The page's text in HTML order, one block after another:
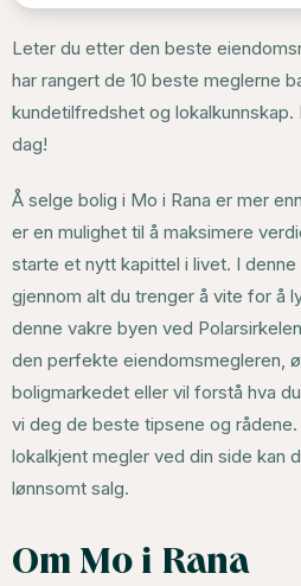
Leter du etter den beste
har rangert de 10 beste meglerne
kundetilfredshet og lokalkunnskap.
dag!
Å selge bolig i Mo i Rana er mer
er en mulighet til å maksimere
starte et nytt kapittel i livet. I
gjennom alt du trenger å vite for å
denne vakre byen ved
den perfekte eiendomsmegleren,
boligmarkedet eller vil forstå hva
vi deg de beste tipsene og
lokalkjent megler ved din side kan
lønnsomt salg.
Om Mo i Rana